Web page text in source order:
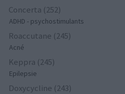
Concerta (252)
ADHD - psychostimulants
Roaccutane (245)
Acné
Keppra (245)
Epilepsie
Doxycycline (243)